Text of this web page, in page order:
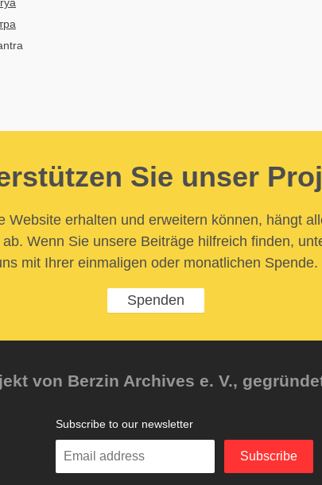
Sie unser
Website erhalten und erweitern können, hängt
Wenn Sie unsere Beiträge hilfreich finden,
mit Ihrer einmaligen oder monatlichen Spende.
Spenden
von Berzin Archives e. V.,
Subscribe to our newsletter
Enter
Subscribe